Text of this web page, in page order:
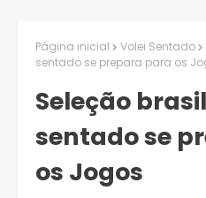
Página inicial Volei Sentado
sentado se prepara para os
Seleção
sentado se
os Jogos